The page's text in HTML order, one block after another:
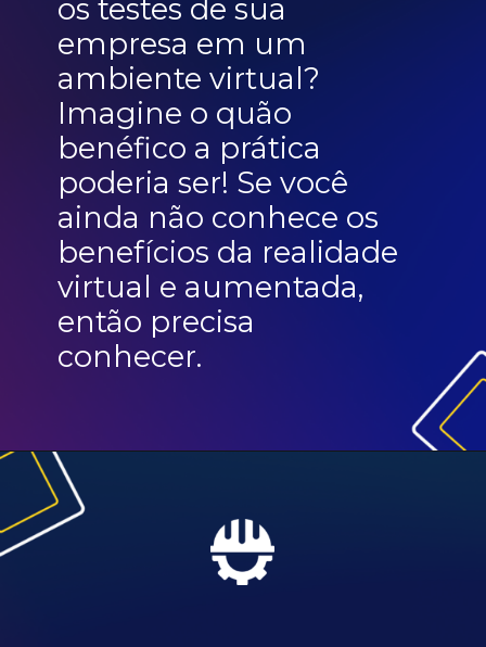
os testes de sua
empresa em um
ambiente virtual?
Imagine o quão
benéfico a prática
poderia ser! Se você
ainda não conhece os
benefícios da realidade
virtual e aumentada,
então precisa
conhecer.